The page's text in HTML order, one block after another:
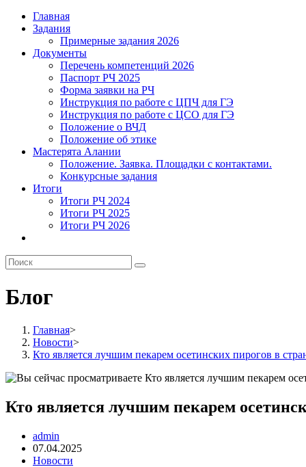
Главная
Задания
Примерные задания 2026
Документы
Перечень компетенций 2026
Паспорт РЧ 2025
Форма заявки на РЧ
Инструкция по работе с ЦПЧ для ГЭ
Инструкция по работе с ЦСО для ГЭ
Положение о ВЧД
Положение об этике
Мастерята Алании
Положение. Заявка. Площадки с контактами.
Конкурсные задания
Итоги
Итоги РЧ 2024
Итоги РЧ 2025
Итоги РЧ 2026
Блог
Главная>
Новости>
Кто является лучшим пекарем осетинских пирогов в
Кто является лучшим пекарем
Автор
записи:
admin
Запись
опубликована:
07.04.2025
Рубрика
Новости